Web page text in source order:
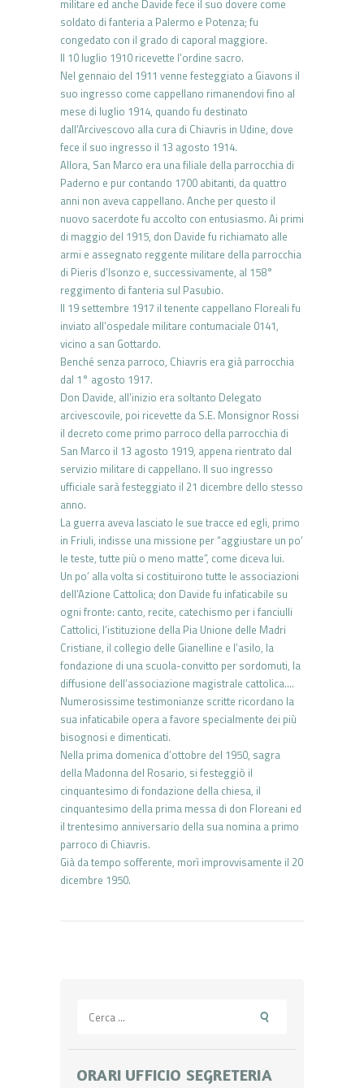
militare ed anche Davide fece il suo dovere come
soldato di fanteria a Palermo e Potenza; fu
congedato con il grado di caporal maggiore.
Il 10 luglio 1910 ricevette l’ordine sacro.
Nel gennaio del 1911 venne festeggiato a Giavons il
suo ingresso come cappellano rimanendovi fino al
mese di luglio 1914, quando fu destinato
dall’Arcivescovo alla cura di Chiavris in Udine, dove
fece il suo ingresso il 13 agosto 1914.
Allora, San Marco era una filiale della parrocchia di
Paderno e pur contando 1700 abitanti, da quattro
anni non aveva cappellano. Anche per questo il
nuovo sacerdote fu accolto con entusiasmo. Ai primi
di maggio del 1915, don Davide fu richiamato alle
armi e assegnato reggente militare della parrocchia
di Pieris d’Isonzo e, successivamente, al 158°
reggimento di fanteria sul Pasubio.
Il 19 settembre 1917 il tenente cappellano Floreali fu
inviato all’ospedale militare contumaciale 0141,
vicino a san Gottardo.
Benché senza parroco, Chiavris era già parrocchia
dal 1° agosto 1917.
Don Davide, all’inizio era soltanto Delegato
arcivescovile, poi ricevette da S.E. Monsignor Rossi
il decreto come primo parroco della parrocchia di
San Marco il 13 agosto 1919, appena rientrato dal
servizio militare di cappellano. Il suo ingresso
ufficiale sarà festeggiato il 21 dicembre dello stesso
anno.
La guerra aveva lasciato le sue tracce ed egli, primo
in Friuli, indisse una missione per “aggiustare un po’
le teste, tutte più o meno matte”, come diceva lui.
Un po’ alla volta si costituirono tutte le associazioni
dell’Azione Cattolica; don Davide fu infaticabile su
ogni fronte: canto, recite, catechismo per i fanciulli
Cattolici, l’istituzione della Pia Unione delle Madri
Cristiane, il collegio delle Gianelline e l’asilo, la
fondazione di una scuola-convitto per sordomuti, la
diffusione dell’associazione magistrale cattolica….
Numerosissime testimonianze scritte ricordano la
sua infaticabile opera a favore specialmente dei più
bisognosi e dimenticati.
Nella prima domenica d’ottobre del 1950, sagra
della Madonna del Rosario, si festeggiò il
cinquantesimo di fondazione della chiesa, il
cinquantesimo della prima messa di don Floreani ed
il trentesimo anniversario della sua nomina a primo
parroco di Chiavris.
Già da tempo sofferente, morì improvvisamente il 20
dicembre 1950.
per:
ORARI UFFICIO SEGRETERIA